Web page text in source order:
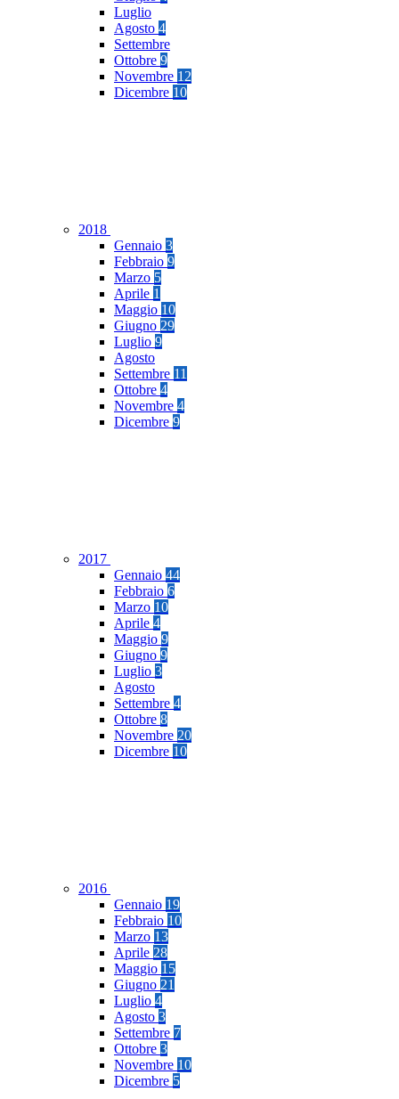
Luglio
Agosto 4
Settembre
Ottobre 9
Novembre 12
Dicembre 10
2018
Gennaio 3
Febbraio 9
Marzo 5
Aprile 1
Maggio 10
Giugno 29
Luglio 9
Agosto
Settembre 11
Ottobre 4
Novembre 4
Dicembre 9
2017
Gennaio 44
Febbraio 6
Marzo 10
Aprile 4
Maggio 9
Giugno 9
Luglio 3
Agosto
Settembre 4
Ottobre 8
Novembre 20
Dicembre 10
2016
Gennaio 19
Febbraio 10
Marzo 13
Aprile 28
Maggio 15
Giugno 21
Luglio 4
Agosto 3
Settembre 7
Ottobre 3
Novembre 10
Dicembre 5